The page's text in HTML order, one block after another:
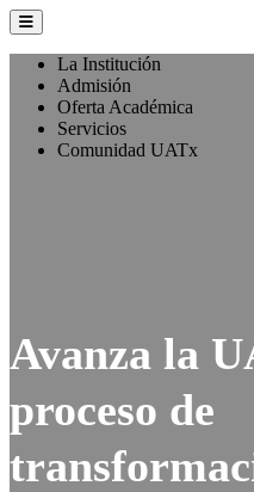
La Institución
Admisión
Oferta Académica
Servicios
Comunidad UATx
Avanza la
proceso de